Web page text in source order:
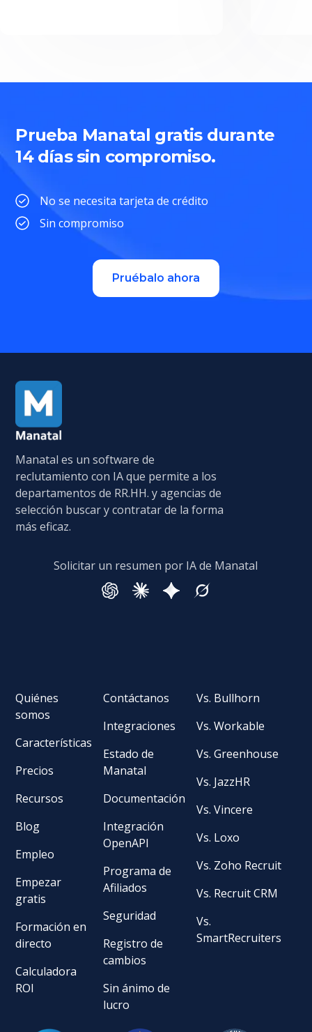
Prueba Manatal gratis durante
14 días sin compromiso.
No se necesita tarjeta de crédito
Sin compromiso
Pruébalo ahora
Manatal es un software de
reclutamiento con IA que permite a los
departamentos de RR.HH. y agencias de
selección buscar y contratar de la forma
más eficaz.
Solicitar un resumen por IA de Manatal
Quiénes
somos
Características
Precios
Recursos
Blog
Empleo
Empezar
gratis
Formación en
directo
Calculadora
ROI
Contáctanos
Integraciones
Estado de
Manatal
Documentación
Integración
OpenAPI
Programa de
Afiliados
Seguridad
Registro de
cambios
Sin ánimo de
lucro
Vs. Bullhorn
Vs. Workable
Vs. Greenhouse
Vs. JazzHR
Vs. Vincere
Vs. Loxo
Vs. Zoho Recruit
Vs. Recruit CRM
Vs.
SmartRecruiters